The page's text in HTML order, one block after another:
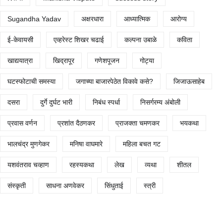
Sugandha Yadav अक्षरधारा आध्यात्मिक आरोग्य
ई-केवायसी एव्हरेस्ट शिखर चढाई कल्पना उबाळे कविता
खाद्ययात्रा खिद्रापूर गणेशपूजन गोट्या
घटस्फोटाची समस्या जगाच्या बाजारपेठेत विकावे कसे? जिजाऊसाहेब
दसरा दुर्गे दुर्घट भारी निबंध स्पर्धा निसर्गरम्य अंबोली
प्रवास वर्णन प्रशांत दैठणकर प्राजक्ता चमणकर भयकथा
भालचंद्र मुणगेकर मनिषा वाघमारे महिला बचत गट
यशवंतराव चव्हाण रहस्यकथा लेख व्यथा शीतल
संस्कृती साधना अणवेकर सिंधुताई स्त्री